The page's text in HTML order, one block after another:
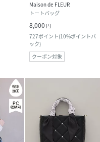
Maison de FLEUR
トートバッグ
8,000 円
727ポイント(10%ポイントバ
ック)
クーポン対象